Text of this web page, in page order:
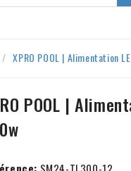
XPRO POOL | Alimentation
POOL |